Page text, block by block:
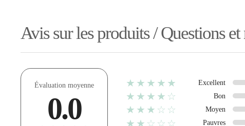
Avis sur les produits / Questions et
Évaluation moyenne
0.0
★★★★★ Excellent
★★★★☆ Bon
★★★☆☆ Moyen
★★☆☆☆ Pauvres